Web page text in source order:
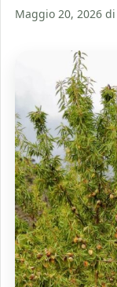
Maggio 20, 2026 di